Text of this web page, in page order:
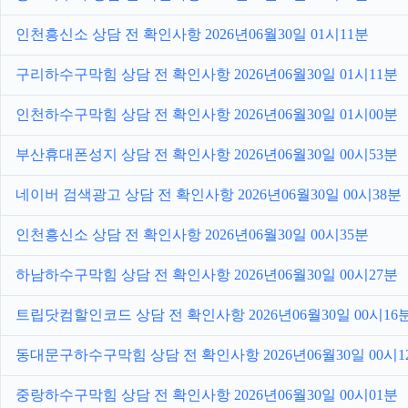
인천흥신소 상담 전 확인사항 2026년06월30일 01시11분
구리하수구막힘 상담 전 확인사항 2026년06월30일 01시11분
인천하수구막힘 상담 전 확인사항 2026년06월30일 01시00분
부산휴대폰성지 상담 전 확인사항 2026년06월30일 00시53분
네이버 검색광고 상담 전 확인사항 2026년06월30일 00시38분
인천흥신소 상담 전 확인사항 2026년06월30일 00시35분
하남하수구막힘 상담 전 확인사항 2026년06월30일 00시27분
트립닷컴할인코드 상담 전 확인사항 2026년06월30일 00시16
동대문구하수구막힘 상담 전 확인사항 2026년06월30일 00시
중랑하수구막힘 상담 전 확인사항 2026년06월30일 00시01분